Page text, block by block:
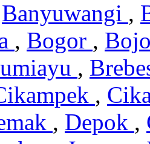
Banyuwangi ,
, Bogor ,
,
,
, Depok ,